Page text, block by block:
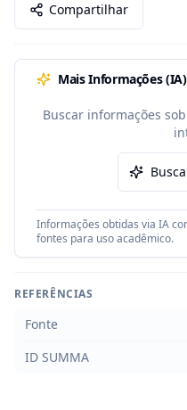
Compartilhar
Mais Informações (IA)
Buscar informações
Informações obtidas via IA
fontes para uso acadêmico.
REFERÊNCIAS
Fonte
ID SUMMA